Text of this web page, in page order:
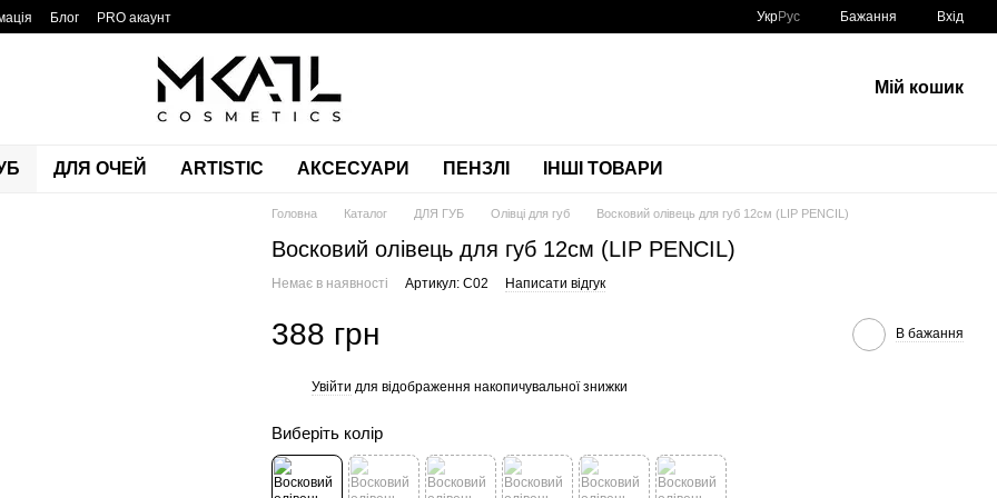
Блог PRO акаунт УкрРус Бажання Вхід
Мій кошик
ДЛЯ ОЧЕЙ ARTISTIC АКСЕСУАРИ ПЕНЗЛІ ІНШІ ТОВАРИ
Головна Каталог ДЛЯ ГУБ Олівці для губ Восковий олівець для губ 12см (LIP PENCIL)
Восковий олівець для губ 12см (LIP PENCIL)
Немає в наявності Артикул: С02 Написати відгук
388 грн В бажання
Увійти для відображення накопичувальної знижки
Виберіть колір